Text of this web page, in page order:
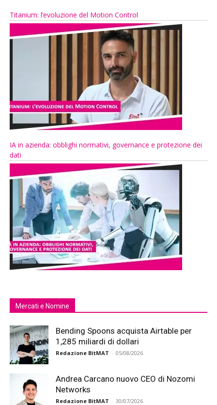
Titanium: l’evoluzione del Motion Control
IA in azienda: obblighi normativi, governance e protezione dei
dati
Mercati e Nomine
Bending Spoons acquista Airtable per
1,285 miliardi di dollari
Redazione BitMAT - 05/08/2026
Andrea Carcano nuovo CEO di Nozomi
Networks
Redazione BitMAT - 30/07/2026